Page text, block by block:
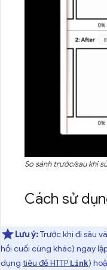
So sánh trước/sau khi
Cách sử
Lưu ý:Trước khi đi sâu
hồi cuối cùng khác) ngay
dụng tiêu đề HTTP Link)